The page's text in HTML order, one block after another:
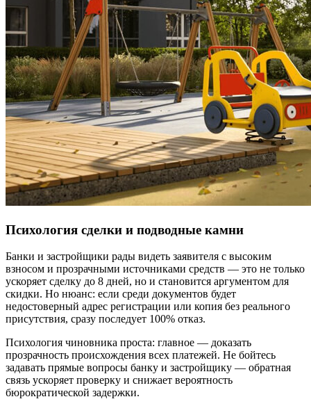
Психология сделки и подводные камни
Банки и застройщики рады видеть заявителя с высоким
взносом и прозрачными источниками средств — это не только
ускоряет сделку до 8 дней, но и становится аргументом для
скидки. Но нюанс: если среди документов будет
недостоверный адрес регистрации или копия без реального
присутствия, сразу последует 100% отказ.
Психология чиновника проста: главное — доказать
прозрачность происхождения всех платежей. Не бойтесь
задавать прямые вопросы банку и застройщику — обратная
связь ускоряет проверку и снижает вероятность
бюрократической задержки.